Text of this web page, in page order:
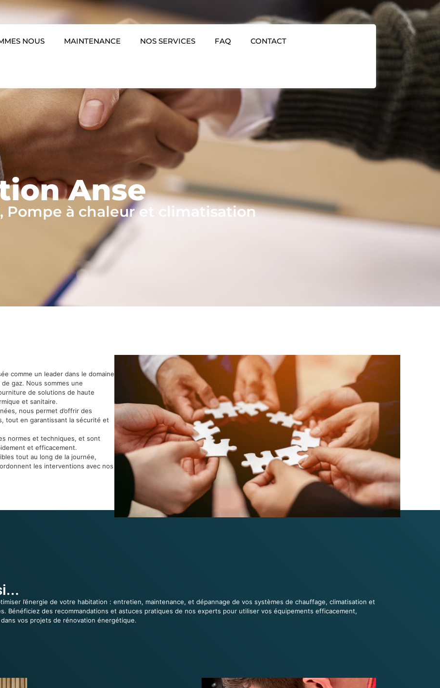
NOUS MAINTENANCE NOS SERVICES FAQ CONTACT
Anse
Pompe à chaleur et climatisation
comme un leader dans le domaine
gaz. Nous sommes une
de solutions de haute
et sanitaire.
nous permet d’offrir des
tout en garantissant la sécurité et
normes et techniques, et sont
et efficacement.
tout au long de la journée,
les interventions avec nos
l’énergie de votre habitation : entretien, maintenance, et dépannage de vos systèmes de chauffage, climatisation et
Bénéficiez des recommandations et astuces pratiques de nos experts pour utiliser vos équipements efficacement,
vos projets de rénovation énergétique.